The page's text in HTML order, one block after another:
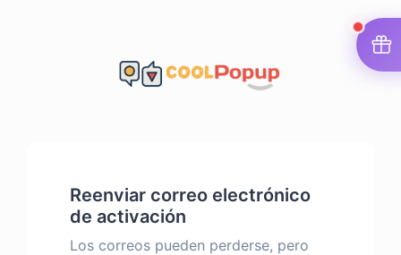
Reenviar correo electrónico
de activación
Los correos pueden perderse, pero